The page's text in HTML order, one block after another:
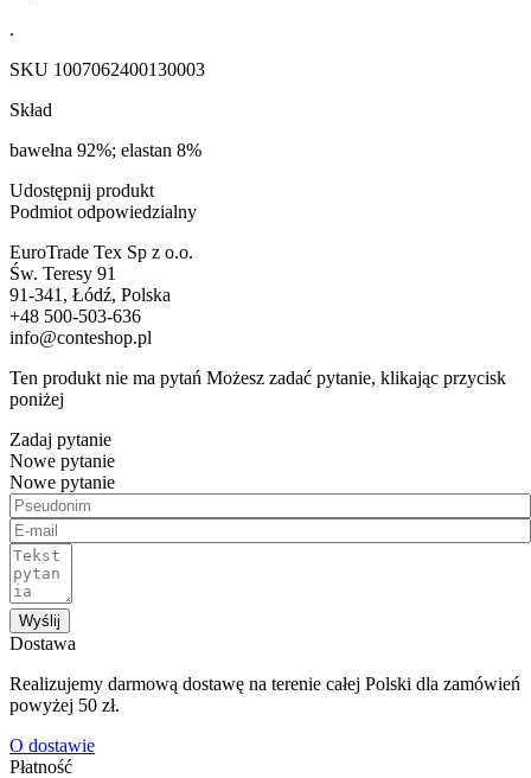
.
SKU 1007062400130003
Skład
bawełna 92%; elastan 8%
Udostępnij produkt
Podmiot odpowiedzialny
EuroTrade Tex Sp z o.o.
Św. Teresy 91
91-341, Łódź, Polska
+48 500-503-636
info@conteshop.pl
Ten produkt nie ma pytań Możesz zadać pytanie, klikając przycisk
poniżej
Zadaj pytanie
Nowe pytanie
Nowe pytanie
Wyślij
Dostawa
Realizujemy darmową dostawę na terenie całej Polski dla zamówień
powyżej 50 zł.
O dostawie
Płatność